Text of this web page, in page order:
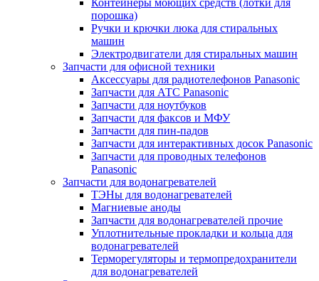
Контейнеры моющих средств (лотки для
порошка)
Ручки и крючки люка для стиральных
машин
Электродвигатели для стиральных машин
Запчасти для офисной техники
Аксессуары для радиотелефонов Panasonic
Запчасти для АТС Panasonic
Запчасти для ноутбуков
Запчасти для факсов и МФУ
Запчасти для пин-падов
Запчасти для интерактивных досок Panasonic
Запчасти для проводных телефонов
Panasonic
Запчасти для водонагревателей
ТЭНы для водонагревателей
Магниевые аноды
Запчасти для водонагревателей прочие
Уплотнительные прокладки и кольца для
водонагревателей
Терморегуляторы и термопредохранители
для водонагревателей